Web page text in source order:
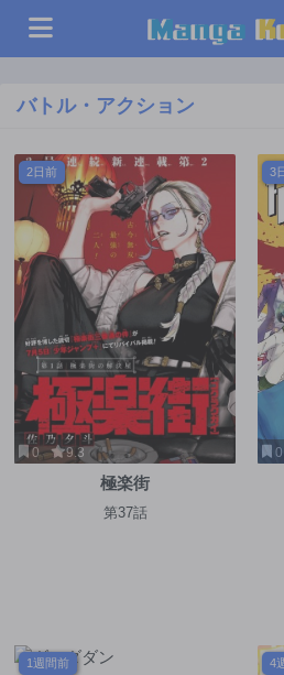
バトル・アクション
2日前
0 9.3
極楽街
第37話
3
0
1週間前 4